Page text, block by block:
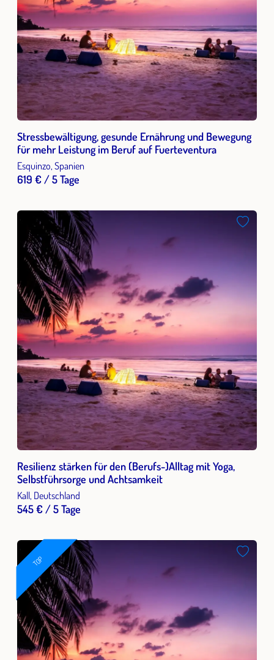
Stressbewältigung, gesunde Ernährung und Bewegung
für mehr Leistung im Beruf auf Fuerteventura
Esquinzo, Spanien
619 € / 5 Tage
Resilienz stärken für den (Berufs-)Alltag mit Yoga,
Selbstführsorge und Achtsamkeit
Kall, Deutschland
545 € / 5 Tage
TOP